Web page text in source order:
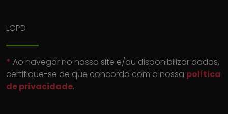
LGPD
* Ao navegar no nosso site e/ou disponibilizar dados,
certifique-se de que concorda com a nossa política
de privacidade.